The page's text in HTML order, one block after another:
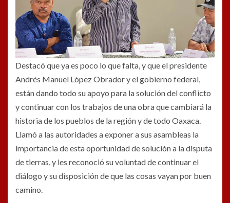
Destacó que ya es poco lo que falta, y que el presidente
Andrés Manuel López Obrador y el gobierno federal,
están dando todo su apoyo para la solución del conflicto
y continuar con los trabajos de una obra que cambiará la
historia de los pueblos de la región y de todo Oaxaca.
Llamó a las autoridades a exponer a sus asambleas la
importancia de esta oportunidad de solución a la disputa
de tierras, y les reconoció su voluntad de continuar el
diálogo y su disposición de que las cosas vayan por buen
camino.